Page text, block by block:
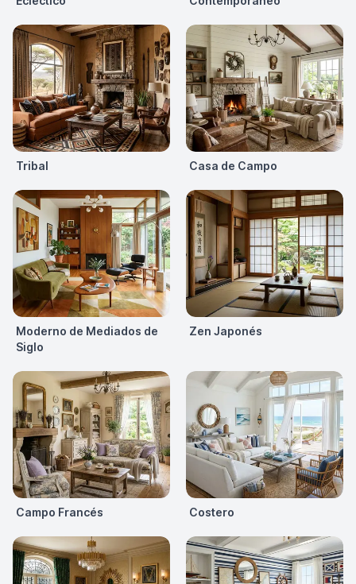
Tribal Casa de Campo
Moderno de Mediados de
Siglo
Zen Japonés
Campo Francés Costero